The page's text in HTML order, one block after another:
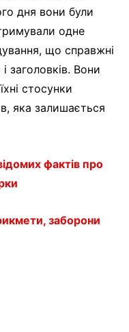
дня вони були
одне
що справжні
заголовків. Вони
стосунки
яка залишається
фактів про
заборони